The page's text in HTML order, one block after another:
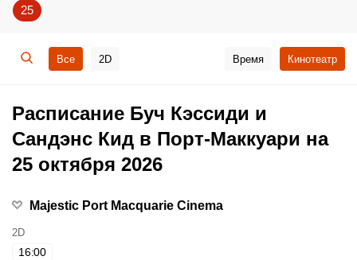
25
Все 2D Время Кинотеатр
Расписание Буч Кэссиди и
Сандэнс Кид в Порт-Маккуари на
25 октября 2026
Majestic Port Macquarie Cinema
2D
16:00